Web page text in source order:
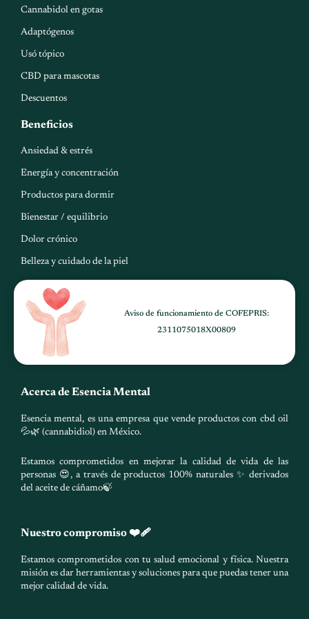
Cannabidol en gotas
Adaptógenos
Usó tópico
CBD para mascotas
Descuentos
Beneficios
Ansiedad & estrés
Energía y concentración
Productos para dormir
Bienestar / equilibrio
Dolor crónico
Belleza y cuidado de la piel
Aviso de funcionamiento de COFEPRIS:
2311075018X00809
Acerca de Esencia Mental
Esencia mental, es una empresa que vende productos con cbd oil
💦🌿 (cannabidiol) en México.
Estamos comprometidos en mejorar la calidad de vida de las
personas 😍, a través de productos 100% naturales ✨ derivados
del aceite de cáñamo🍃
Nuestro compromiso ❤️‍🩹
Estamos comprometidos con tu salud emocional y física. Nuestra
misión es dar herramientas y soluciones para que puedas tener una
mejor calidad de vida.